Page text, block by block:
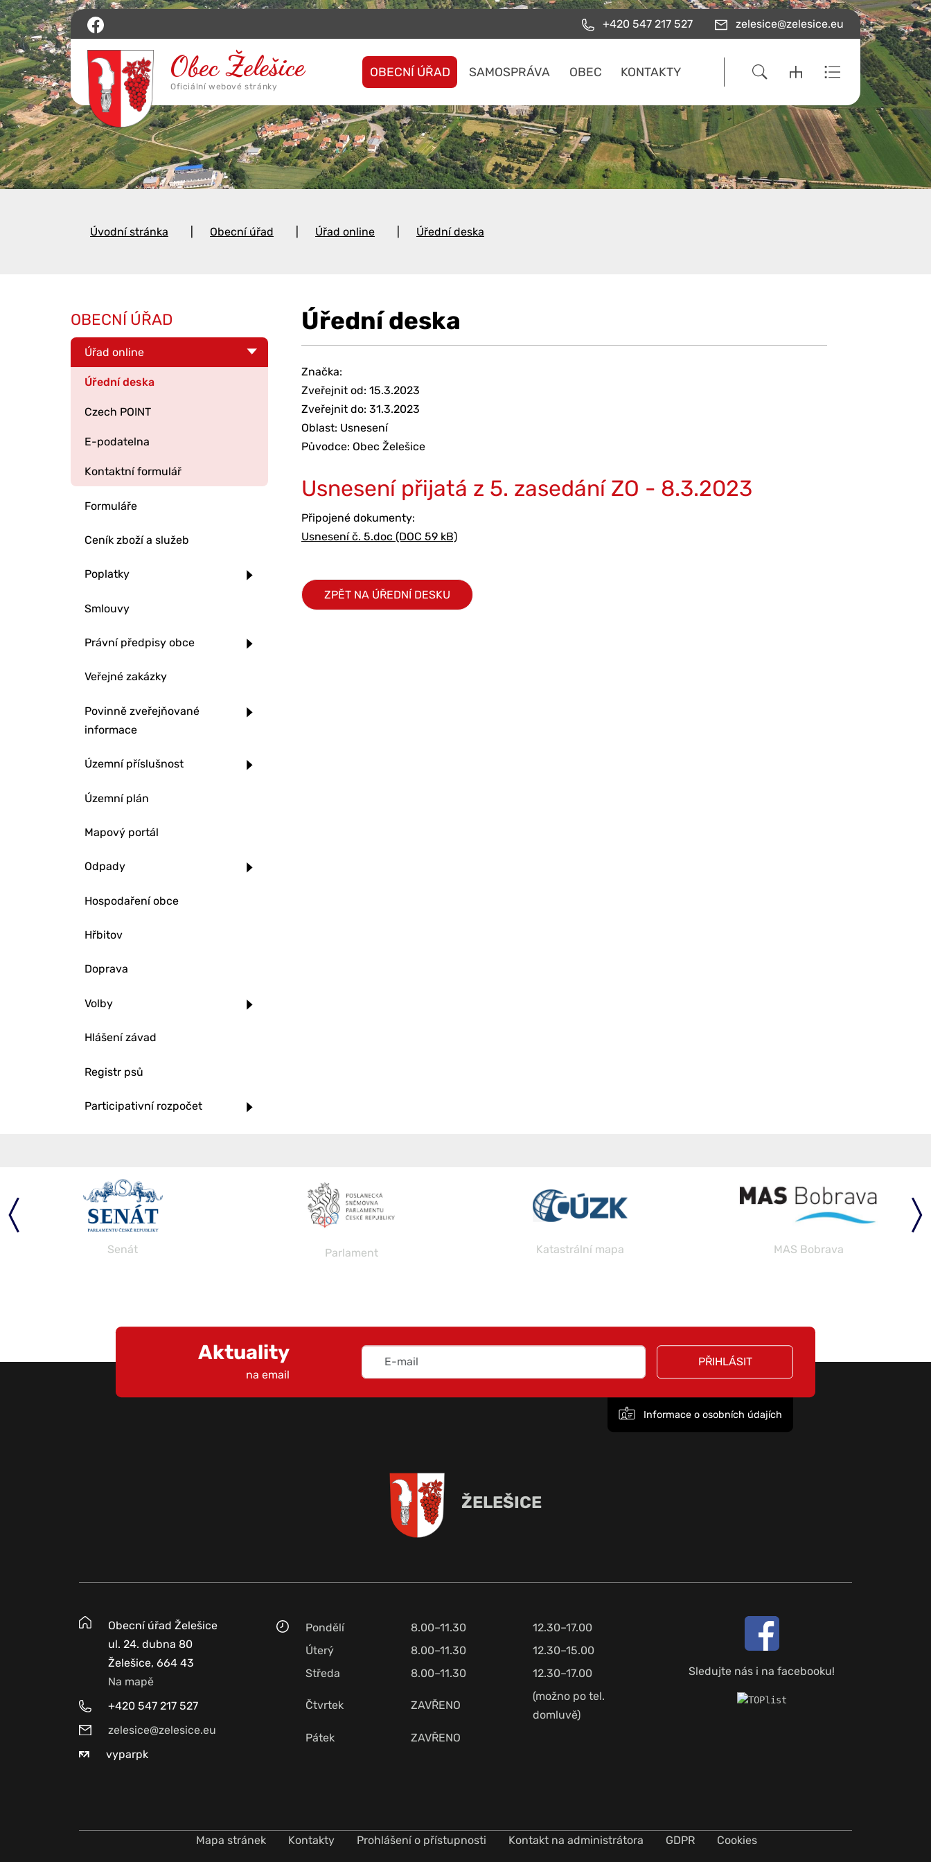
+420 547 217 527 zelesice@zelesice.eu
OBECNÍ ÚŘAD SAMOSPRÁVA OBEC KONTAKTY
Úvodní stránka Obecní úřad Úřad online Úřední deska
Úřední deska
Značka:
Zveřejnit od: 15.3.2023
Zveřejnit do: 31.3.2023
Oblast: Usnesení
Původce: Obec Želešice
Usnesení přijatá z 5. zasedání ZO - 8.3.2023
Připojené dokumenty:
Usnesení č. 5.doc (DOC 59 kB)
ZPĚT NA ÚŘEDNÍ DESKU
OBECNÍ ÚŘAD
Úřad online
Úřední deska
Czech POINT
E-podatelna
Kontaktní formulář
Formuláře
Ceník zboží a služeb
Poplatky
Smlouvy
Právní předpisy obce
Veřejné zakázky
Povinně zveřejňované
informace
Územní příslušnost
Územní plán
Mapový portál
Odpady
Hospodaření obce
Hřbitov
Doprava
Volby
Hlášení závad
Registr psů
Participativní rozpočet
Senát Parlament Katastrální mapa MAS Bobrava
Aktuality
na email
PŘIHLÁSIT
Informace o osobních údajích
ŽELEŠICE
Obecní úřad Želešice
ul. 24. dubna 80
Želešice, 664 43
Na mapě
+420 547 217 527
zelesice@zelesice.eu
vyparpk
Pondělí 8.00–11.30
12.30–17.00
Úterý
8.00–11.30
12.30–15.00
Středa
8.00–11.30 12.30–17.00
Čtvrtek ZAVŘENO
(možno po tel.
domluvě)
Pátek
ZAVŘENO
Sledujte nás i na facebooku!
Mapa stránek Kontakty Prohlášení o přístupnosti Kontakt na administrátora GDPR Cookies